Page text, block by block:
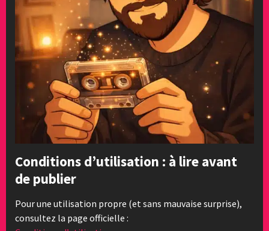
Conditions d’utilisation : à lire avant
de publier
Pour une utilisation propre (et sans mauvaise surprise),
consultez la page officielle :